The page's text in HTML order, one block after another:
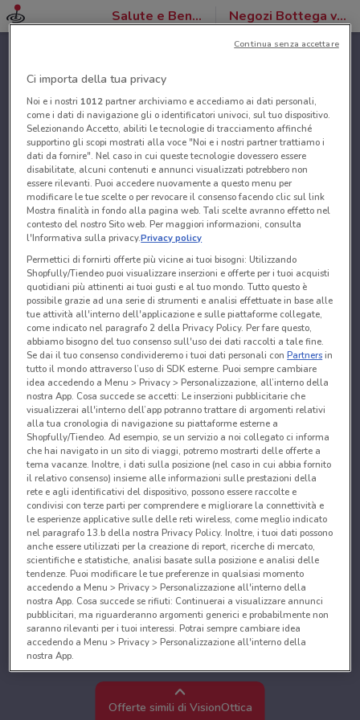
Salute e Benessere Negozi Bottega verde
Offerte simili di VisionOttica
Ci importa della tua privacy
Noi e i nostri 1012partner archiviamo e accediamo ai dati personali,
come i dati di navigazione gli o identificatori univoci, sul tuo dispositivo.
Selezionando Accetto, abiliti le tecnologie di tracciamento affinché
supportino gli scopi mostrati alla voce "Noi e i nostri partner trattiamo i
dati da fornire". Nel caso in cui queste tecnologie dovessero essere
disabilitate, alcuni contenuti e annunci visualizzati potrebbero non
essere rilevanti. Puoi accedere nuovamente a questo menu per
modificare le tue scelte o per revocare il consenso facendo clic sul link
Mostra finalità in fondo alla pagina web. Tali scelte avranno effetto nel
contesto del nostro Sito web. Per maggiori informazioni, consulta
l'Informativa sulla privacy.Privacy policy
Permettici di fornirti offerte più vicine ai tuoi bisogni: Utilizzando
Shopfully/Tiendeo puoi visualizzare inserzioni e offerte per i tuoi acquisti
quotidiani più attinenti ai tuoi gusti e al tuo mondo. Tutto questo è
possibile grazie ad una serie di strumenti e analisi effettuate in base alle
tue attività all'interno dell'applicazione e sulle piattaforme collegate,
come indicato nel paragrafo 2 della Privacy Policy. Per fare questo,
abbiamo bisogno del tuo consenso sull'uso dei dati raccolti a tale fine.
Se dai il tuo consenso condivideremo i tuoi dati personali conPartnersin
tutto il mondo attraverso l’uso di SDK esterne. Puoi sempre cambiare
idea accedendo a Menu > Privacy > Personalizzazione, all’interno della
nostra App. Cosa succede se accetti: Le inserzioni pubblicitarie che
visualizzerai all'interno dell’app potranno trattare di argomenti relativi
alla tua cronologia di navigazione su piattaforme esterne a
Shopfully/Tiendeo. Ad esempio, se un servizio a noi collegato ci informa
che hai navigato in un sito di viaggi, potremo mostrarti delle offerte a
tema vacanze. Inoltre, i dati sulla posizione (nel caso in cui abbia fornito
il relativo consenso) insieme alle informazioni sulle prestazioni della
rete e agli identificativi del dispositivo, possono essere raccolte e
condivisi con terze parti per comprendere e migliorare la connettività e
le esperienze applicative sulle delle reti wireless, come meglio indicato
nel paragrafo 13.b della nostra Privacy Policy. Inoltre, i tuoi dati possono
anche essere utilizzati per la creazione di report, ricerche di mercato,
scientifiche e statistiche, analisi basate sulla posizione e analisi delle
tendenze. Puoi modificare le tue preferenze in qualsiasi momento
accedendo a Menu > Privacy > Personalizzazione all'interno della
nostra App. Cosa succede se rifiuti: Continuerai a visualizzare annunci
pubblicitari, ma riguarderanno argomenti generici e probabilmente non
saranno rilevanti per i tuoi interessi. Potrai sempre cambiare idea
accedendo a Menu > Privacy > Personalizzazione all'interno della
nostra App.
Noi e i nostri partner trattiamo i dati per fornire:
Utilizzare dati di geolocalizzazione precisi. Scansione attiva delle
caratteristiche del dispositivo ai fini dell’identificazione. Archiviare
Continua senza accettare